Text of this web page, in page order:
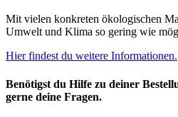
Mit vielen konkreten ökologischen
Umwelt und Klima so gering wie
Hier findest du weitere Informationen.
Benötigst du Hilfe zu deiner
gerne deine Fragen.